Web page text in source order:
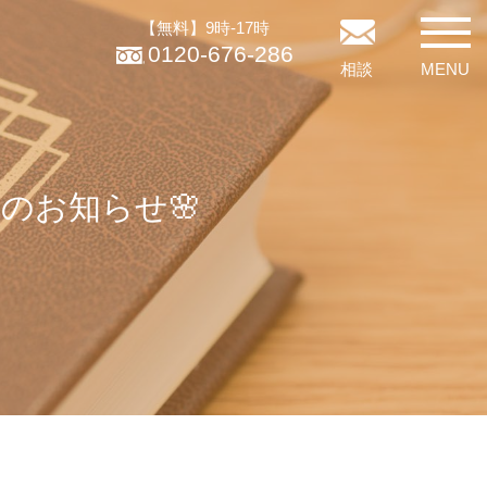
【無料】9時-17時
0120-676-286
相談 MENU
お知らせ🌸